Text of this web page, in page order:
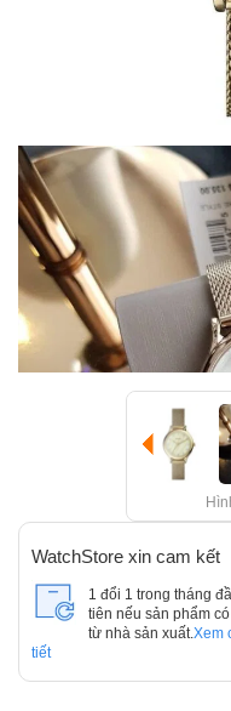
WatchStore xin cam kết
1 đổi 1 trong tháng
tiên nếu sản phẩm
từ nhà sản xuất. Xem
tiết